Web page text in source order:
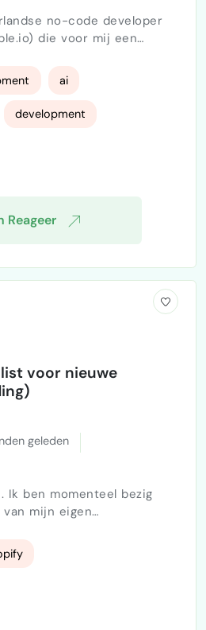
no-code developer
die voor mij een
met Funda , maar
en overzichtelijker.
woningen
kunnen openen foto’s
ai
development
Reageer
voor nieuwe
geleden
Ik ben momenteel bezig
mijn eigen
Op dit moment ben ik
Shopify specialist die mij
bouwen van een
website
laten ontwikkelen. Ik